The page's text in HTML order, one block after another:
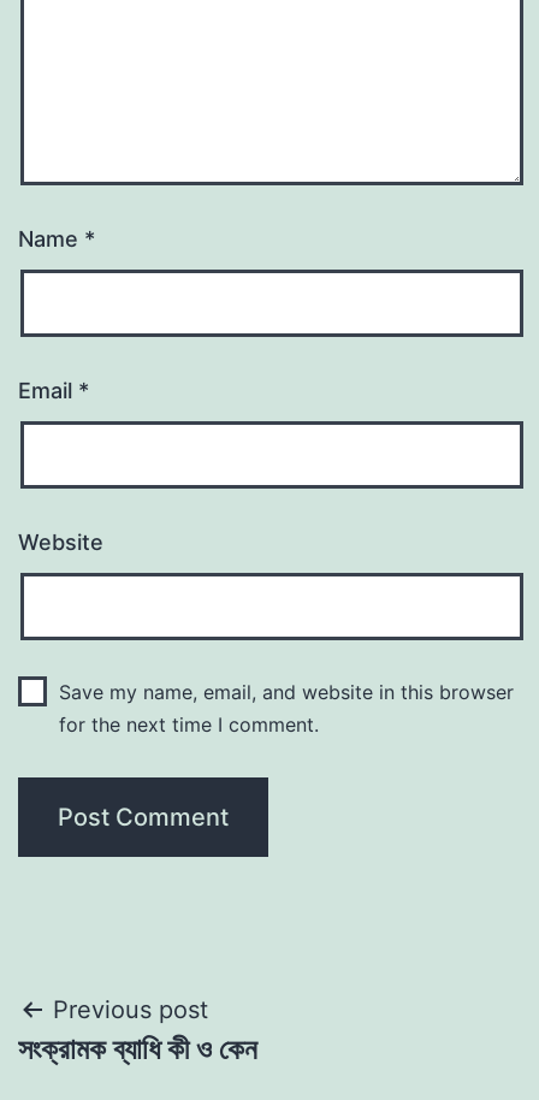
Name *
Email *
Website
Save my name, email, and website in this browser
for the next time I comment.
Post
navigation
Previous post
সংক্রামক ব্যাধি কী ও কেন